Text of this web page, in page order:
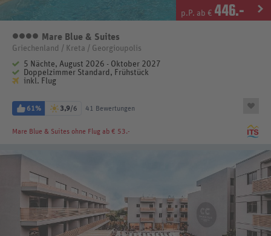
p.P. ab € 446.-
4 Sterne
Mare Blue & Suites
Griechenland / Kreta / Georgioupolis
5 Nächte, August 2026 - Oktober 2027
Doppelzimmer Standard, Frühstück
inkl. Flug
61% 3,9/6 41 Bewertungen
Mare Blue & Suites ohne Flug ab € 53.-